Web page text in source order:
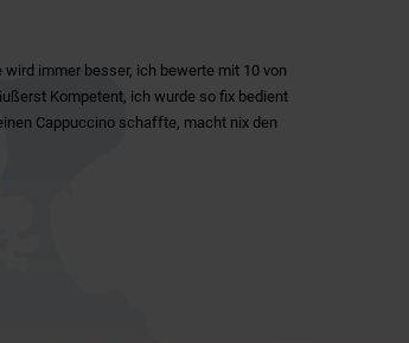
immer besser, ich bewerte mit 10 von
Kompetent, ich wurde so fix bedient
Cappuccino schaffte, macht nix den